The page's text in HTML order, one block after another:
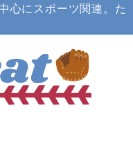
心にスポーツ関連。た